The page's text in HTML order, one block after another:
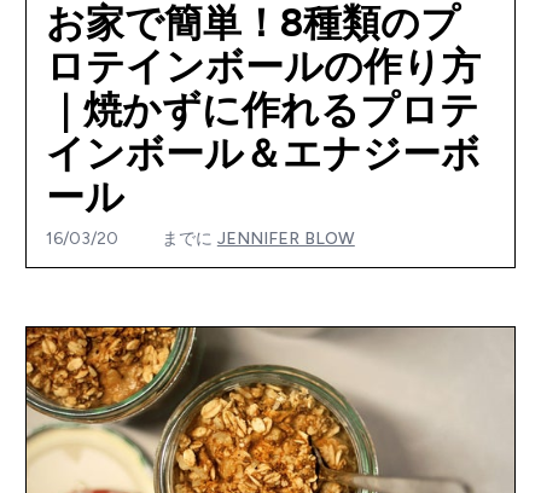
お家で簡単！8種類のプ
ロテインボールの作り方
｜焼かずに作れるプロテ
インボール＆エナジーボ
ール
16/03/20 までに JENNIFER BLOW